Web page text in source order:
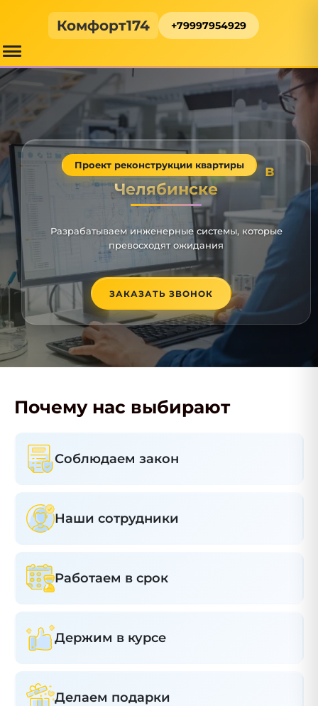
Комфорт174 +79997954929
Проект реконструкции квартиры
в
Челябинске
Разрабатываем инженерные системы, которые
превосходят ожидания
ЗАКАЗАТЬ ЗВОНОК
Почему нас выбирают
Соблюдаем закон
Наши сотрудники
Работаем в срок
Держим в курсе
Делаем подарки